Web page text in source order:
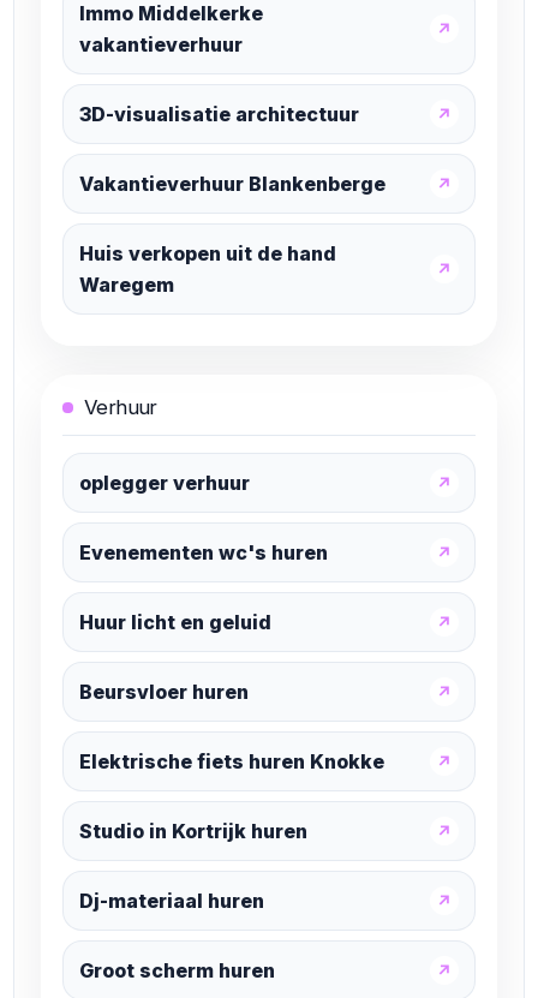
Immo Middelkerke
vakantieverhuur
↗
3D-visualisatie architectuur ↗
Vakantieverhuur Blankenberge ↗
Huis verkopen uit de hand
Waregem
↗
Verhuur
oplegger verhuur ↗
Evenementen wc's huren ↗
Huur licht en geluid ↗
Beursvloer huren ↗
Elektrische fiets huren Knokke ↗
Studio in Kortrijk huren ↗
Dj-materiaal huren ↗
Groot scherm huren ↗